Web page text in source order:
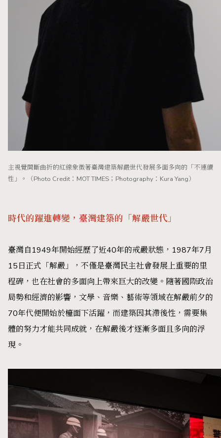
主視覺間斷曲折的紅線象徵著臺灣建築解嚴世代發展多面多向的「不連續
性」。（Photo Credit：MOT TIMES；Photography：Kura Yang）
時代的躍進轉變，臺灣建築的「解嚴世代」
臺灣自1949年開始經歷了近40年的戒嚴狀態，1987年7月
15日正式「解嚴」，不僅是臺灣民主社會發展上重要的里
程碑，也在社會的多面向上帶來巨大的改變。隨著國際政治
局勢和經濟的影響，文學、音樂、藝術等領域在解嚴前夕的
70年代便開始於檯面下活躍，而建築因其滯後性，需要集
體的努力才能共同成就，在解嚴後才逐漸多面且多向的浮
現。